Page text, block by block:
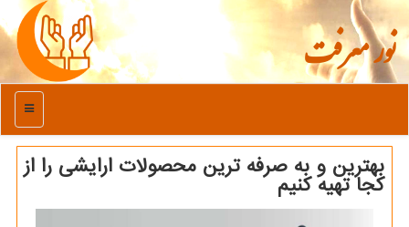
نور معرفت
منو
بهترین و به صرفه ترین محصولات ارایشی را از
كجا تهیه كنیم